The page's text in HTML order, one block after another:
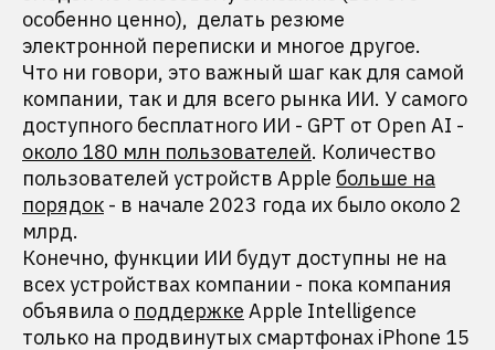
особенно ценно), делать резюме
электронной переписки и многое другое.
Что ни говори, это важный шаг как для самой
компании, так и для всего рынка ИИ. У самого
доступного бесплатного ИИ - GPT от Open AI -
около 180 млн пользователей. Количество
пользователей устройств Apple больше на
порядок - в начале 2023 года их было около 2
млрд.
Конечно, функции ИИ будут доступны не на
всех устройствах компании - пока компания
объявила о поддержке Apple Intelligence
только на продвинутых смартфонах iPhone 15